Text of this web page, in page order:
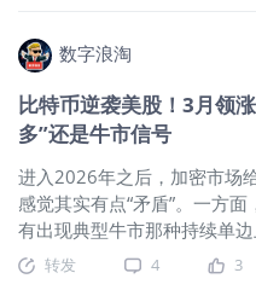
而是伊朗是否在向外界释放
在另一种潜在影响。如果
受，能够为高风险航行提供
会改善部分运输预期，削弱
目前看，市场更容易先定价
复。 因此，油价层面的判断
中期要看这项保险究竟能缓
峡收费化、规则化的新
总跟段永平说比特币 “很有意
平问他：“这么看好比特币，
10% 以上吗？”朋友犹豫后说
1%。” 段永平的灵魂拷问： “
的一点是要敢下重注，那么喜
在涨了那么多倍之后才占了不
叫啥？” 二、核心观点1——
位 段永平最核心的投资逻辑
一个标的的 “懂”，直接决定了
大的仓位。 如果一个东西你真
数字浪淘
比特币逆袭美股！3月领
多”还是牛市信号
进入2026年之后，加密市场
感觉其实有点“矛盾”。一方面
有出现典型牛市那种持续单边
多山寨币甚至还在低位徘徊；
面，交易层面的活跃度却并不
转发 4 3